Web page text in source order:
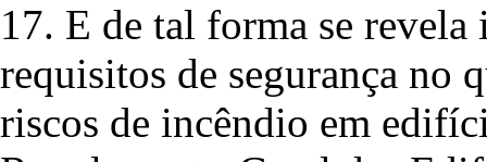
17. E de tal forma se
requisitos de segurança no
riscos de incêndio em